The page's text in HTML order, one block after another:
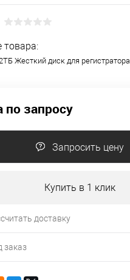
товара:
Жесткий диск для регистратора
по запросу
Запросить цену
Купить в 1 клик
доставку
заказ